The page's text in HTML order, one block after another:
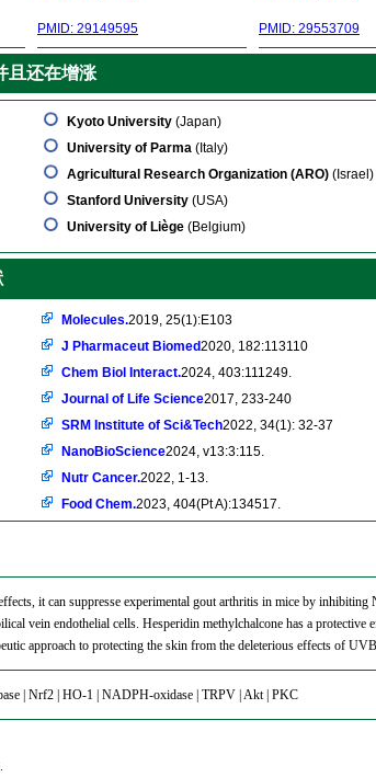
PMID: 29149595 PMID: 29553709
且还在增涨
Kyoto University (Japan)
University of Parma (Italy)
Agricultural Research Organization (ARO) (Israel)
Stanford University (USA)
University of Liège (Belgium)
Molecules.2019, 25(1):E103
J Pharmaceut Biomed2020, 182:113110
Chem Biol Interact.2024, 403:111249.
Journal of Life Science2017, 233-240
SRM Institute of Sci&Tech2022, 34(1): 32-37
NanoBioScience2024, v13:3:115.
Nutr Cancer.2022, 1-13.
Food Chem.2023, 404(Pt A):134517.
it can suppresse experimental gout arthritis in mice by
vein endothelial cells. Hesperidin methylchalcone has a
approach to protecting the skin from the deleterious effects of
| Nrf2 | HO-1 | NADPH-oxidase | TRPV | Akt | PKC